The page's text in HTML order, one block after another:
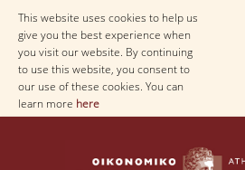
This website uses cookies to help us
give you the best experience when
you visit our website. By continuing
to use this website, you consent to
our use of these cookies. You can
learn more here